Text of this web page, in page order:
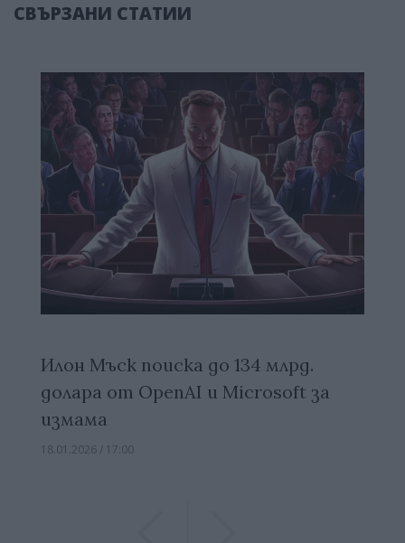
СВЪРЗАНИ СТАТИИ
Илон Мъск поиска до 134 млрд.
долара от OpenAI и Microsoft за
измама
18.01.2026 / 17:00